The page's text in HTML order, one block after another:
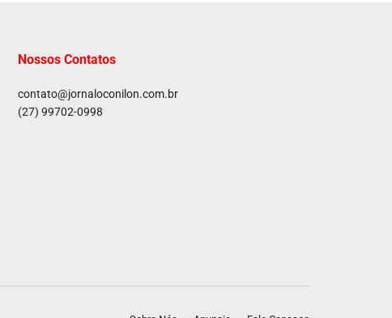
Nossos Contatos
contato@jornaloconilon.com.br
(27) 99702-0998